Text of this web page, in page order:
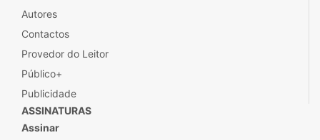
Autores
Contactos
Provedor do Leitor
Público+
Publicidade
ASSINATURAS
Assinar